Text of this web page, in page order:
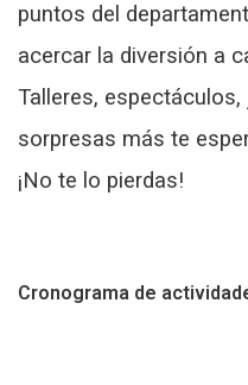
puntos del
acercar la diversión a
Talleres,
sorpresas más te
¡No te lo pierdas!
Cronograma de